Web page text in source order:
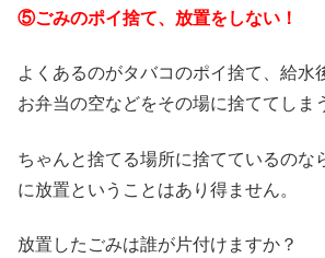
⑤ごみのポイ捨て、放置をしない！
よくあるのがタバコのポイ捨て、給水
お弁当の空などをその場に捨ててしま
ちゃんと捨てる場所に捨てているのな
に放置ということはあり得ません。
放置したごみは誰が片付けますか？